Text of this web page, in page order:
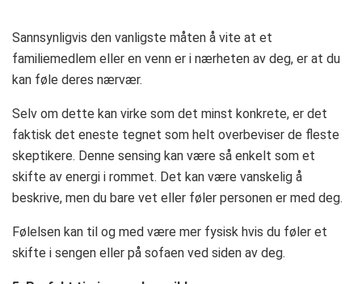
Sannsynligvis den vanligste måten å vite at et
familiemedlem eller en venn er i nærheten av deg, er at du
kan føle deres nærvær.
Selv om dette kan virke som det minst konkrete, er det
faktisk det eneste tegnet som helt overbeviser de fleste
skeptikere. Denne sensing kan være så enkelt som et
skifte av energi i rommet. Det kan være vanskelig å
beskrive, men du bare vet eller føler personen er med deg.
Følelsen kan til og med være mer fysisk hvis du føler et
skifte i sengen eller på sofaen ved siden av deg.